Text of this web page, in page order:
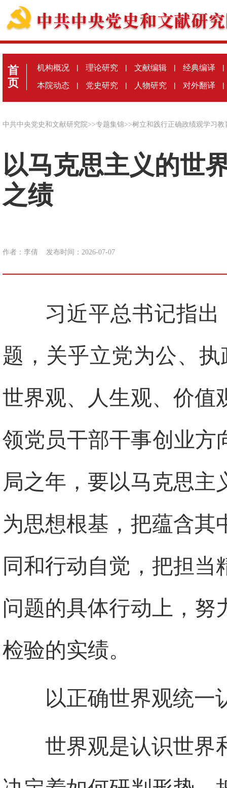
首
页
机构概况 | 理论研究 | 文献编辑 | 经典编译 |
本院动态 | 党史研究 | 人物研究 | 对外翻译 |
中共中央党史和文献研究院>>专题集锦>>树立和践行正确政绩观学习教
以马克思主义的世
之绩
作者：李倩 发布时间：2026-07-07
习近平总书记指
题，关乎立党为公、
世界观、人生观、价值
领党员干部干事创业方
局之年，要以马克思主
为思想根基，把蕴含其
同和行动自觉，把担
问题的具体行动上，努
检验的实绩。
以正确世界观统一
世界观是认识世界